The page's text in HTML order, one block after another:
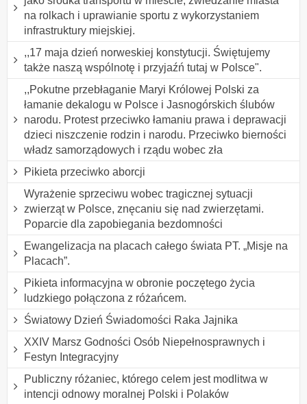
na rolkach i uprawianie sportu z wykorzystaniem
infrastruktury miejskiej.
,,17 maja dzień norweskiej konstytucji. Świętujemy
także naszą wspólnotę i przyjaźń tutaj w Polsce".
,,Pokutne przebłaganie Maryi Królowej Polski za
łamanie dekalogu w Polsce i Jasnogórskich ślubów
narodu. Protest przeciwko łamaniu prawa i deprawacji
dzieci niszczenie rodzin i narodu. Przeciwko bierności
władz samorządowych i rządu wobec zła
Pikieta przeciwko aborcji
Wyrażenie sprzeciwu wobec tragicznej sytuacji
zwierząt w Polsce, znęcaniu się nad zwierzętami.
Poparcie dla zapobiegania bezdomności
Ewangelizacja na placach całego świata PT. „Misje na
Placach”.
Pikieta informacyjna w obronie poczętego życia
ludzkiego połączona z różańcem.
Światowy Dzień Świadomości Raka Jajnika
XXIV Marsz Godności Osób Niepełnosprawnych i
Festyn Integracyjny
Publiczny różaniec, którego celem jest modlitwa w
intencji odnowy moralnej Polski i Polaków